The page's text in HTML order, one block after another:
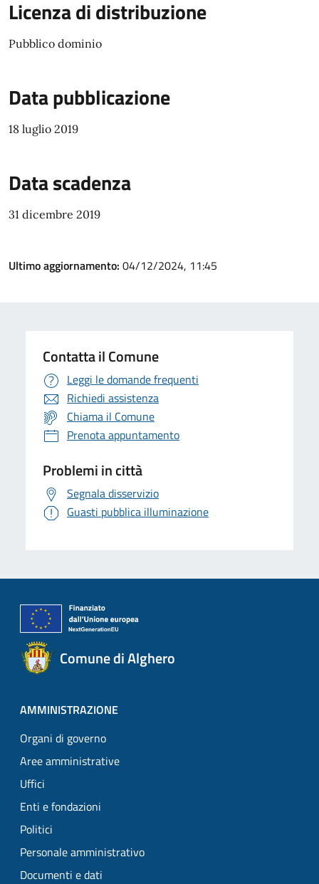
Licenza di distribuzione
Pubblico dominio
Data pubblicazione
18 luglio 2019
Data scadenza
31 dicembre 2019
Ultimo aggiornamento: 04/12/2024, 11:45
Contatta il Comune
Leggi le domande frequenti
Richiedi assistenza
Chiama il Comune
Prenota appuntamento
Problemi in città
Segnala disservizio
Guasti pubblica illuminazione
Comune di Alghero
AMMINISTRAZIONE
Organi di governo
Aree amministrative
Uffici
Enti e fondazioni
Politici
Personale amministrativo
Documenti e dati